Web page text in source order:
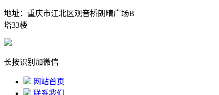
地址：重庆市江北区观音桥朗晴广场B
塔33楼
长按识别加微信
网站首页